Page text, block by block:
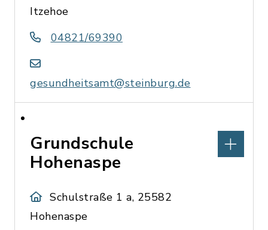
Itzehoe
04821/69390
gesundheitsamt@steinburg.de
Grundschule
Hohenaspe
Schulstraße 1 a, 25582
Hohenaspe